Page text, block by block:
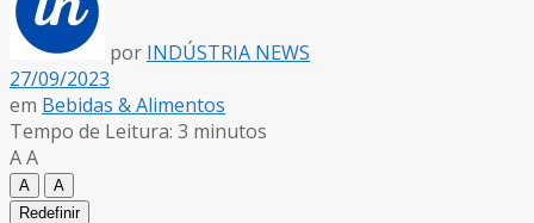
por INDÚSTRIA NEWS
27/09/2023
em Bebidas & Alimentos
Tempo de Leitura: 3 minutos
AA
A
A
Redefinir